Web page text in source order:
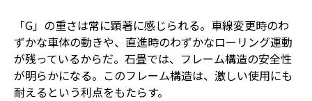
「G」の重さは常に顕著に感じられる。車線変更時のわ
ずかな車体の動きや、直進時のわずかなローリング運動
が残っているからだ。石畳では、フレーム構造の安全性
が明らかになる。このフレーム構造は、激しい使用にも
耐えるという利点をもたらす。